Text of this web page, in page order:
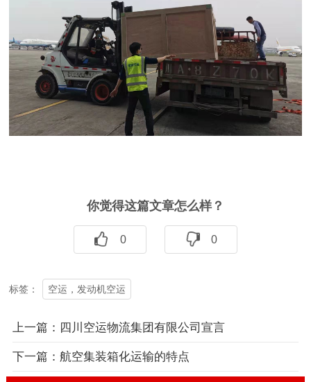
你觉得这篇文章怎么样？
0 0
标签： 空运，发动机空运
上一篇： 四川空运物流集团有限公司宣言
下一篇： 航空集装箱化运输的特点